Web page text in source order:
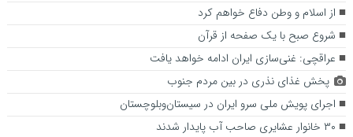
از اسلام و وطن دفاع خواهم کرد
شروع صبح با یک صفحه از قرآن
عراقچی: غنی‌سازی ایران ادامه خواهد یافت
پخش غذای نذری در بین مردم جنوب
اجرای پویش ملی سرو ایران در سیستان‌وبلوچستان
۳۰ خانوار عشایری صاحب آب پایدار شدند